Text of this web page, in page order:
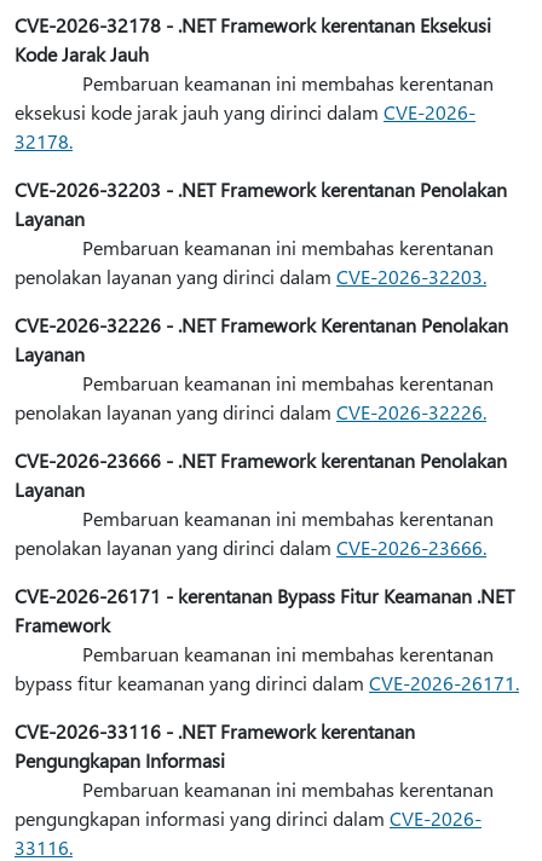
CVE-2026-32178 - .NET Framework kerentanan Eksekusi
Kode Jarak Jauh
Pembaruan keamanan ini membahas kerentanan
eksekusi kode jarak jauh yang dirinci dalam CVE-2026-
32178.
CVE-2026-32203 - .NET Framework kerentanan Penolakan
Layanan
Pembaruan keamanan ini membahas kerentanan
penolakan layanan yang dirinci dalam CVE-2026-32203.
CVE-2026-32226 - .NET Framework Kerentanan Penolakan
Layanan
Pembaruan keamanan ini membahas kerentanan
penolakan layanan yang dirinci dalam CVE-2026-32226.
CVE-2026-23666 - .NET Framework kerentanan Penolakan
Layanan
Pembaruan keamanan ini membahas kerentanan
penolakan layanan yang dirinci dalam CVE-2026-23666.
CVE-2026-26171 - kerentanan Bypass Fitur Keamanan .NET
Framework
Pembaruan keamanan ini membahas kerentanan
bypass fitur keamanan yang dirinci dalam CVE-2026-26171.
CVE-2026-33116 - .NET Framework kerentanan
Pengungkapan Informasi
Pembaruan keamanan ini membahas kerentanan
pengungkapan informasi yang dirinci dalam CVE-2026-
33116.